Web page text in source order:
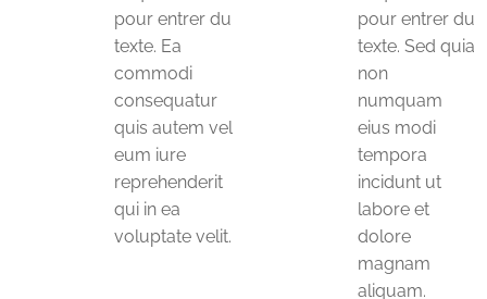
pour entrer du
texte. Ea
commodi
consequatur
quis autem vel
eum iure
reprehenderit
qui in ea
voluptate velit.
pour entrer du
texte. Sed quia
non
numquam
eius modi
tempora
incidunt ut
labore et
dolore
magnam
aliquam.